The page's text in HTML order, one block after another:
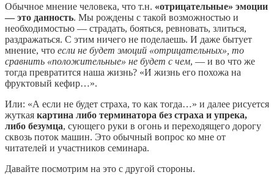
Обычное мнение человека, что т.н. «отрицательные» эмоции
— это данность. Мы рождены с такой возможностью и
необходимостью — страдать, бояться, ревновать, злиться,
раздражаться. С этим ничего не поделаешь. И даже бытует
мнение, что если не будет эмоций «отрицательных», то
сравнить «положительные» не будет с чем, — и во что же
тогда превратится наша жизнь? «И жизнь его похожа на
фруктовый кефир…».
Или: «А если не будет страха, то как тогда…» и далее рисуется
жуткая картина либо терминатора без страха и упрека,
либо безумца, сующего руки в огонь и переходящего дорогу
сквозь поток машин. Это обычный вопрос ко мне от
читателей и участников семинара.
Давайте посмотрим на это с другой стороны.